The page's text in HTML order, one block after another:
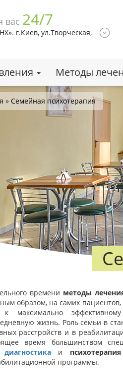
вас 24/7
г.Киев, ул.Творческая,
Методы
» Семейная психотерапия
времени методы
образом, на самих
к максимально
жизнь. Роль семьи в
расстройств и в
время большинством
и психотерапия
программы.